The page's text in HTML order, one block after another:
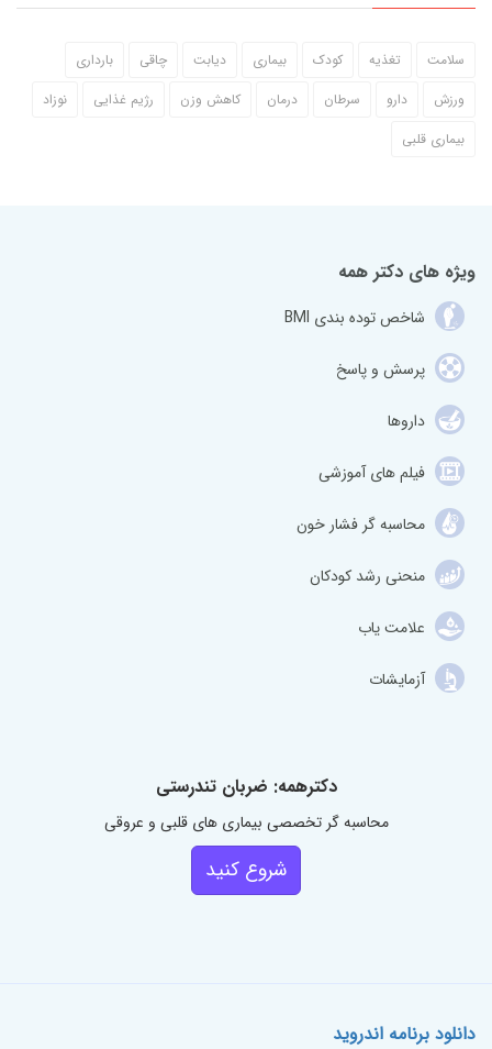
سلامت تغذیه کودک بیماری دیابت چاقی
بارداری
ورزش
دارو سرطان درمان کاهش وزن رژیم غذایی
نوزاد
بیماری قلبی
ویژه های دکتر همه
شاخص توده بندی BMI
پرسش و پاسخ
داروها
فیلم های آموزشی
محاسبه گر فشار خون
منحنی رشد کودکان
علامت یاب
آزمایشات
دکترهمه: ضربان تندرستی
محاسبه گر تخصصی بیماری های قلبی و عروقی
شروع کنید
دانلود برنامه اندروید